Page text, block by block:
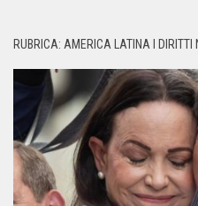
RUBRICA: AMERICA LATINA I DIRITTI